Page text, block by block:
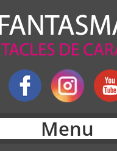
Menu